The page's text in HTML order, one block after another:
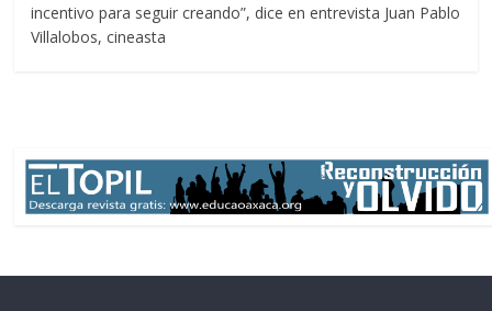
incentivo para seguir creando”, dice en entrevista Juan Pablo
Villalobos, cineasta